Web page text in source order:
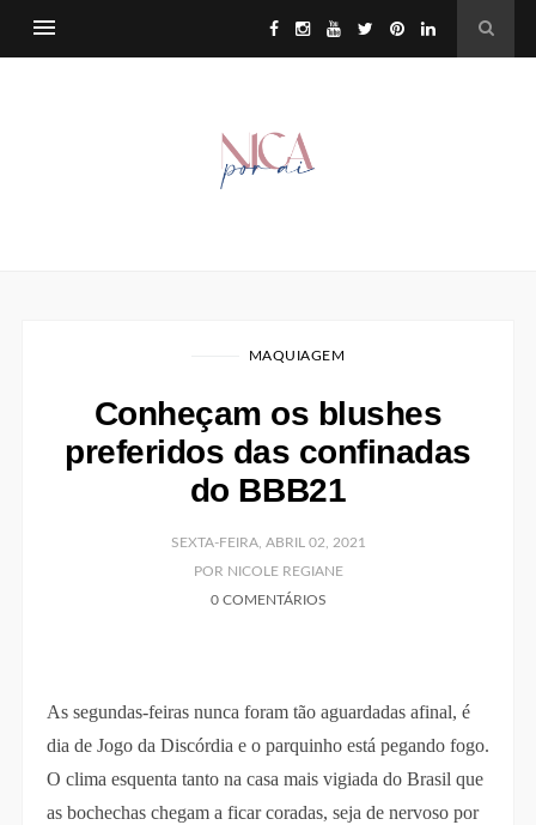
MAQUIAGEM
Conheçam os blushes
preferidos das confinadas
do BBB21
SEXTA-FEIRA, ABRIL 02, 2021
POR NICOLE REGIANE
0 COMENTÁRIOS
As segundas-feiras nunca foram tão aguardadas afinal, é
dia de Jogo da Discórdia e o parquinho está pegando fogo.
O clima esquenta tanto na casa mais vigiada do Brasil que
as bochechas chegam a ficar coradas, seja de nervoso por